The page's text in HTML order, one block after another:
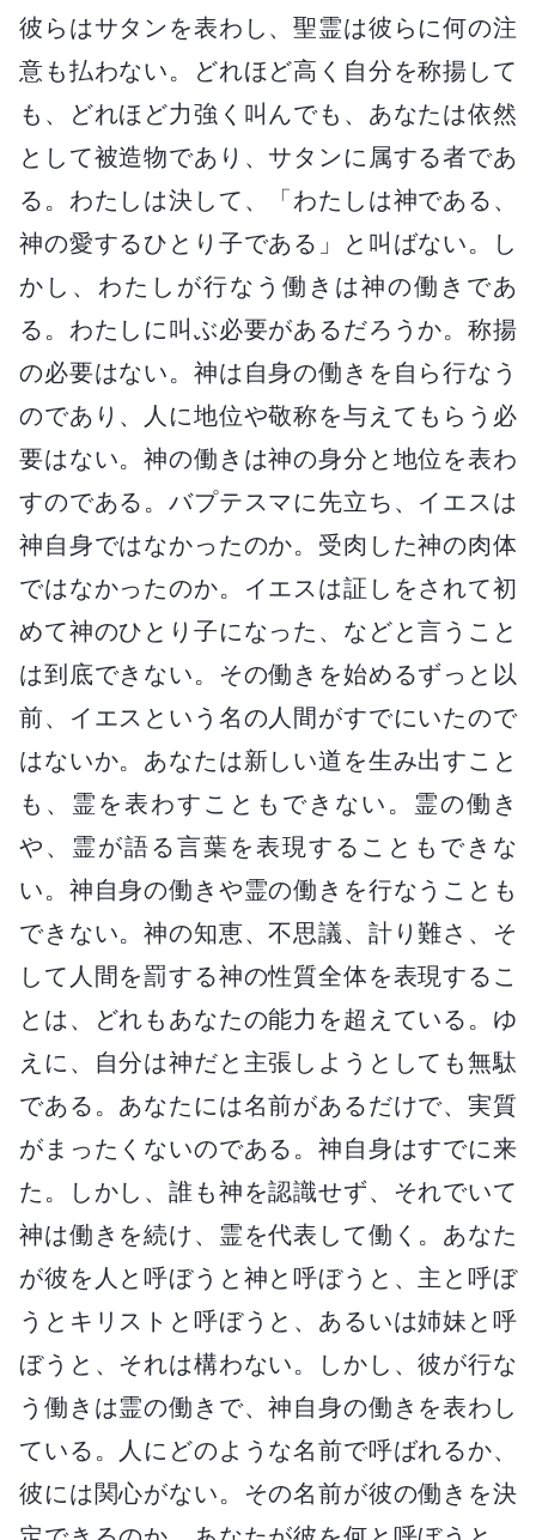
彼らはサタンを表わし、聖霊は彼らに何の注
意も払わない。どれほど高く自分を称揚して
も、どれほど力強く叫んでも、あなたは依然
として被造物であり、サタンに属する者であ
る。わたしは決して、「わたしは神である、
神の愛するひとり子である」と叫ばない。し
かし、わたしが行なう働きは神の働きであ
る。わたしに叫ぶ必要があるだろうか。称揚
の必要はない。神は自身の働きを自ら行なう
のであり、人に地位や敬称を与えてもらう必
要はない。神の働きは神の身分と地位を表わ
すのである。バプテスマに先立ち、イエスは
神自身ではなかったのか。受肉した神の肉体
ではなかったのか。イエスは証しをされて初
めて神のひとり子になった、などと言うこと
は到底できない。その働きを始めるずっと以
前、イエスという名の人間がすでにいたので
はないか。あなたは新しい道を生み出すこと
も、霊を表わすこともできない。霊の働き
や、霊が語る言葉を表現することもできな
い。神自身の働きや霊の働きを行なうことも
できない。神の知恵、不思議、計り難さ、そ
して人間を罰する神の性質全体を表現するこ
とは、どれもあなたの能力を超えている。ゆ
えに、自分は神だと主張しようとしても無駄
である。あなたには名前があるだけで、実質
がまったくないのである。神自身はすでに来
た。しかし、誰も神を認識せず、それでいて
神は働きを続け、霊を代表して働く。あなた
が彼を人と呼ぼうと神と呼ぼうと、主と呼ぼ
うとキリストと呼ぼうと、あるいは姉妹と呼
ぼうと、それは構わない。しかし、彼が行な
う働きは霊の働きで、神自身の働きを表わし
ている。人にどのような名前で呼ばれるか、
彼には関心がない。その名前が彼の働きを決